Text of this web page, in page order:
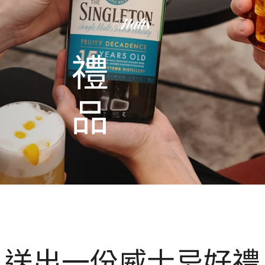
禮
品